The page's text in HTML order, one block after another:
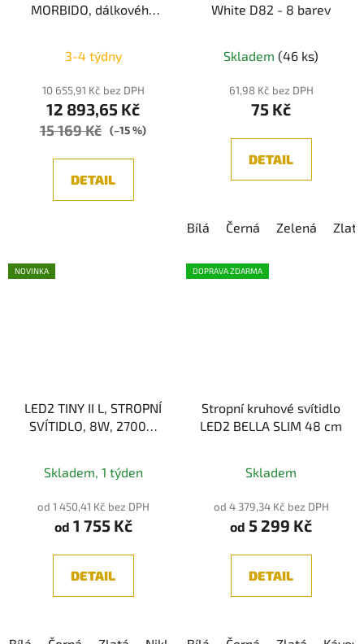
MORBIDO, dálkového
3-4 týdny
10 655,91 Kč bez DPH
12 893,65 Kč
15 169 Kč (–15 %)
DETAIL
White D82 - 8 barev
Skladem (46 ks)
61,98 Kč bez DPH
75 Kč
DETAIL
Bílá Černá Zelená Zlatá
NOVINKA
LED2 TINY II L, STROPNÍ
SVÍTIDLO, 8W, 2700K,
hodnocení
produktu
je
z
Skladem, 1 týden
od 1 450,41 Kč bez DPH
od 1 755 Kč
DETAIL
DOPRAVA ZDARMA
Stropní kruhové svítidlo
LED2 BELLA SLIM 48 cm
Skladem
od 4 379,34 Kč bez DPH
od 5 299 Kč
DETAIL